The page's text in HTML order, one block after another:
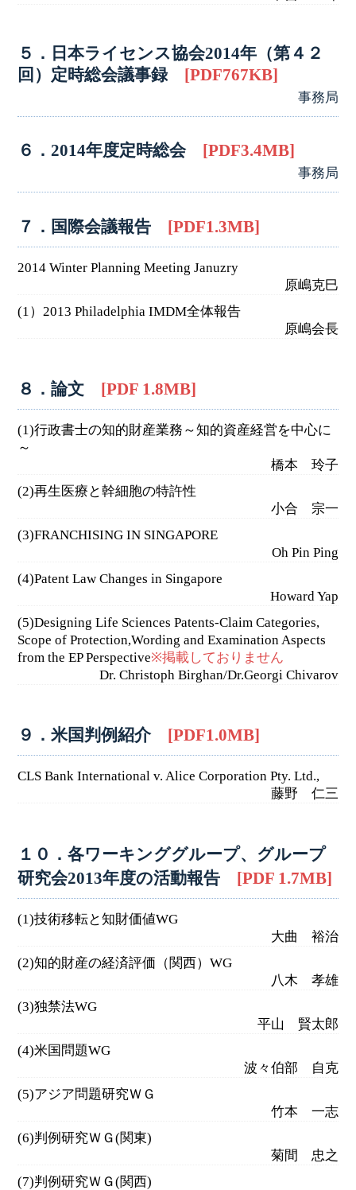
５．日本ライセンス協会2014年（第４２
回）定時総会議事録[PDF767KB]
事務局
６．2014年度定時総会[PDF3.4MB]
事務局
７．国際会議報告 [PDF1.3MB]
2014 Winter Planning Meeting Januzry
原嶋克巳
(1）2013 Philadelphia IMDM全体報告
原嶋会長
８．論文 [PDF 1.8MB]
(1)行政書士の知的財産業務～知的資産経営を中心に
～
橋本 玲子
(2)再生医療と幹細胞の特許性
小合 宗一
(3)FRANCHISING IN SINGAPORE
Oh Pin Ping
(4)Patent Law Changes in Singapore
Howard Yap
(5)Designing Life Sciences Patents-Claim Categories,
Scope of Protection,Wording and Examination Aspects
from the EP Perspective※掲載しておりません
Dr. Christoph Birghan/Dr.Georgi Chivarov
９．米国判例紹介 [PDF1.0MB]
CLS Bank International v. Alice Corporation Pty. Ltd.,
藤野 仁三
１０．各ワーキンググループ、グループ
研究会2013年度の活動報告 [PDF 1.7MB]
(1)技術移転と知財価値WG
大曲 裕治
(2)知的財産の経済評価（関西）WG
八木 孝雄
(3)独禁法WG
平山 賢太郎
(4)米国問題WG
波々伯部 自克
(5)アジア問題研究ＷＧ
竹本 一志
(6)判例研究ＷＧ(関東)
菊間 忠之
(7)判例研究ＷＧ(関西)